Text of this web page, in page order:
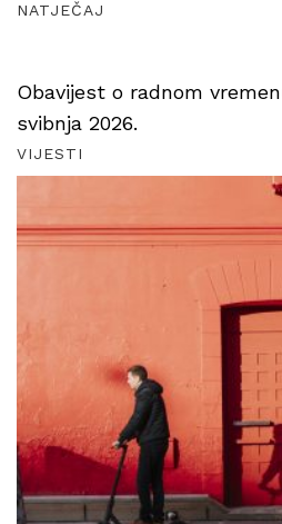
NATJEČAJ
Obavijest o radnom
svibnja 2026.
VIJESTI